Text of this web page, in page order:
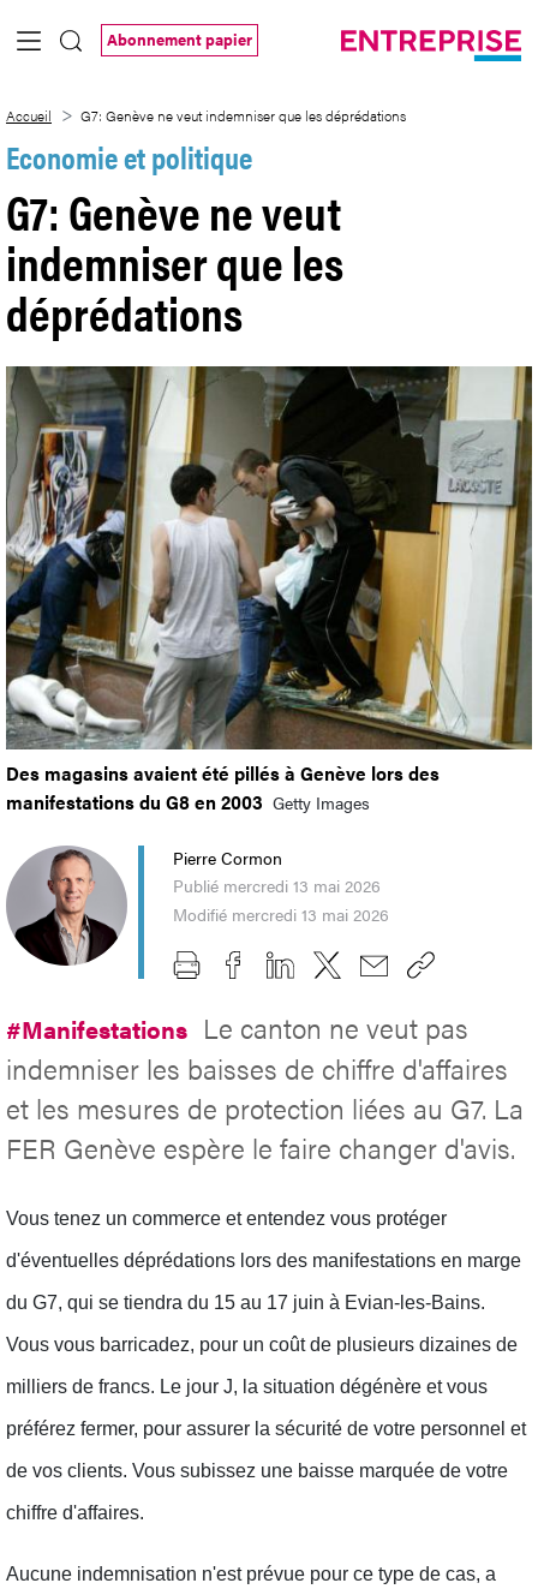
Saut au contenu principal
Abonnement papier
Accueil G7: Genève ne veut indemniser que les déprédations
Economie et politique
G7: Genève ne veut
indemniser que les
déprédations
Des magasins avaient été pillés à Genève lors des
manifestations du G8 en 2003 Getty Images
Pierre Cormon
Publié mercredi 13 mai 2026
Modifié mercredi 13 mai 2026
#Manifestations Le canton ne veut pas
indemniser les baisses de chiffre d'affaires
et les mesures de protection liées au G7. La
FER Genève espère le faire changer d'avis.
Vous tenez un commerce et entendez vous protéger
d'éventuelles déprédations lors des manifestations en marge
du G7, qui se tiendra du 15 au 17 juin à Evian-les-Bains.
Vous vous barricadez, pour un coût de plusieurs dizaines de
milliers de francs. Le jour J, la situation dégénère et vous
préférez fermer, pour assurer la sécurité de votre personnel et
de vos clients. Vous subissez une baisse marquée de votre
chiffre d'affaires.
Aucune indemnisation n'est prévue pour ce type de cas, a